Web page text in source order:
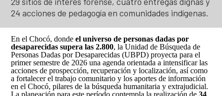
Así avanzamos
Mapa de personas buscadoras según solicitudes de
Generación de conocimiento para la búsqueda
24 acciones de pedagogía en comunidades indígenas.
En el Chocó, dondeel universo de personas dadas por
desaparecidas supera las 2.800, la Unidad de Búsqueda de
Personas Dadas por Desaparecidas (UBPD) proyecta para el
primer semestre de 2026 una agenda orientada a intensificar las
acciones de prospección, recuperación y localización, así como
a fortalecer el trabajo comunitario y los aportes de información
en el Chocó, pilares de la búsqueda humanitaria y extrajudicial.
La planeación para este período contempla la realización de34